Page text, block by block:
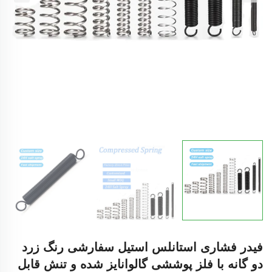
فیدر فشاری استانلس استیل سفارشی رنگ زرد
دو گانه با فلز پوششی گالوانایز شده و تنش قابل